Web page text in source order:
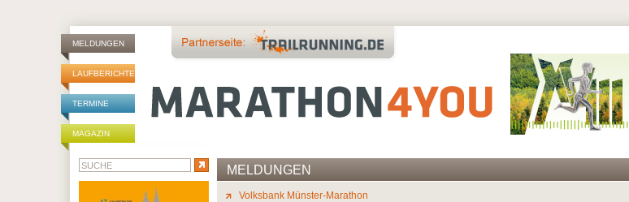
MELDUNGEN
LAUFBERICHTE
TERMINE
MAGAZIN
MELDUNGEN
Volksbank Münster-Marathon